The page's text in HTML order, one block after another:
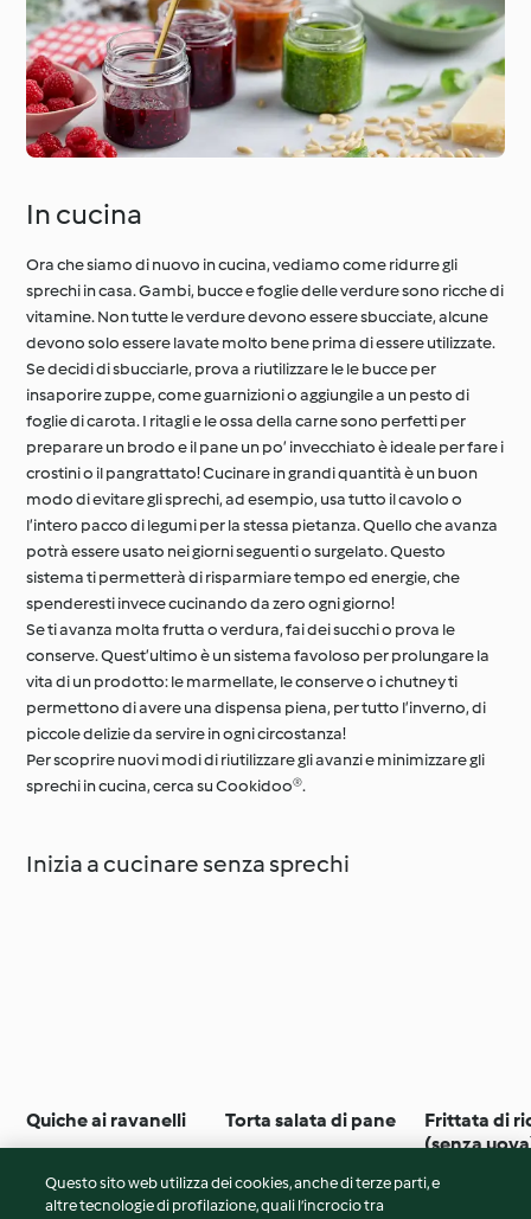
In cucina
Ora che siamo di nuovo in cucina, vediamo come ridurre gli
sprechi in casa. Gambi, bucce e foglie delle verdure sono ricche di
vitamine. Non tutte le verdure devono essere sbucciate, alcune
devono solo essere lavate molto bene prima di essere utilizzate.
Se decidi di sbucciarle, prova a riutilizzare le le bucce per
insaporire zuppe, come guarnizioni o aggiungile a un pesto di
foglie di carota. I ritagli e le ossa della carne sono perfetti per
preparare un brodo e il pane un po’ invecchiato è ideale per fare i
crostini o il pangrattato! Cucinare in grandi quantità è un buon
modo di evitare gli sprechi, ad esempio, usa tutto il cavolo o
l’intero pacco di legumi per la stessa pietanza. Quello che avanza
potrà essere usato nei giorni seguenti o surgelato. Questo
sistema ti permetterà di risparmiare tempo ed energie, che
spenderesti invece cucinando da zero ogni giorno!
Se ti avanza molta frutta o verdura, fai dei succhi o prova le
conserve. Quest’ultimo è un sistema favoloso per prolungare la
vita di un prodotto: le marmellate, le conserve o i chutney ti
permettono di avere una dispensa piena, per tutto l’inverno, di
piccole delizie da servire in ogni circostanza!
Per scoprire nuovi modi di riutilizzare gli avanzi e minimizzare gli
sprechi in cucina, cerca su Cookidoo®.
Inizia a cucinare senza sprechi
Quiche ai ravanelli Torta salata di pane
Frittata di
(senza
Questo sito web utilizza dei cookies, anche di terze parti, e
altre tecnologie di profilazione, quali l’incrocio tra